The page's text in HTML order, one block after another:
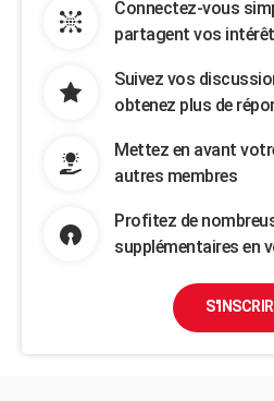
Connectez-vous
partagent vos
Suivez vos
obtenez plus de
Mettez en avant
autres membres
Profitez de
supplémentaires en